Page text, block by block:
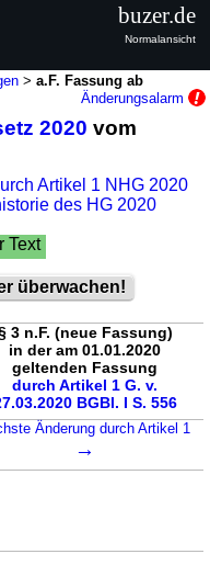
>a.F. Fassung ab
Änderungsalarm
2020 vom
Artikel 1 NHG 2020
des HG 2020
Text
überwachen!
3 n.F. (neue Fassung)
in der am 01.01.2020
geltenden Fassung
durch Artikel 1 G. v.
BGBl. I S. 556
Änderung durch Artikel 1
→
buzer.de
Normalansicht